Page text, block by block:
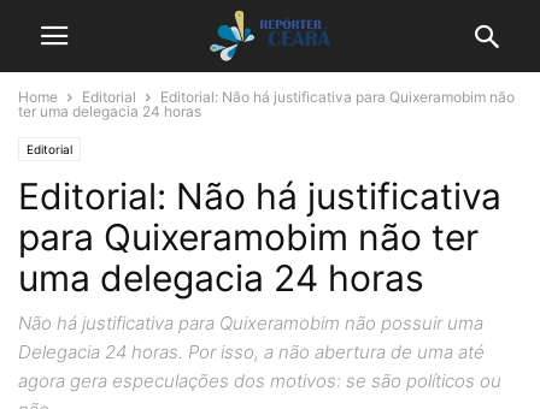
Home Editorial
Editorial: Não há justificativa para Quixeramobim não
ter uma delegacia 24 horas
Editorial
Editorial: Não há justificativa
para Quixeramobim não ter
uma delegacia 24 horas
Não há justificativa para Quixeramobim não possuir uma
Delegacia 24 horas. Por isso, a não abertura de uma até
agora gera especulações dos motivos: se são políticos ou